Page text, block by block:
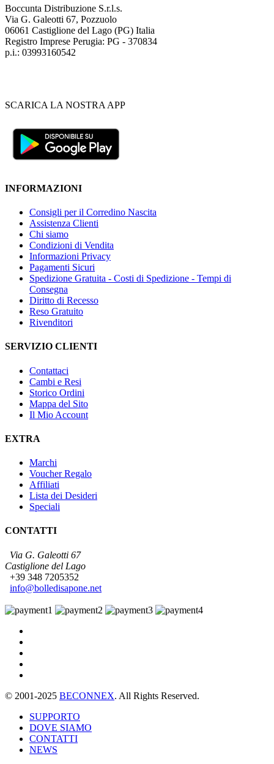
Boccunta Distribuzione S.r.l.s.
Via G. Galeotti 67, Pozzuolo
06061 Castiglione del Lago (PG) Italia
Registro Imprese Perugia: PG - 370834
p.i.: 03993160542
SCARICA LA NOSTRA APP
INFORMAZIONI
Consigli per il Corredino Nascita
Assistenza Clienti
Chi siamo
Condizioni di Vendita
Informazioni Privacy
Pagamenti Sicuri
Spedizione Gratuita - Costi di Spedizione - Tempi di
Consegna
Diritto di Recesso
Reso Gratuito
Rivenditori
SERVIZIO CLIENTI
Contattaci
Cambi e Resi
Storico Ordini
Mappa del Sito
Il Mio Account
EXTRA
Marchi
Voucher Regalo
Affiliati
Lista dei Desideri
Speciali
CONTATTI
Via G. Galeotti 67
Castiglione del Lago
+39 348 7205352
info@bolledisapone.net
© 2001-2025 BECONNEX. All Rights Reserved.
SUPPORTO
DOVE SIAMO
CONTATTI
NEWS